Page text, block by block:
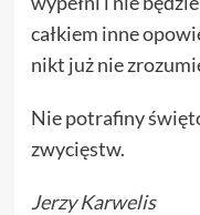
całkiem inne
nikt już nie
Nie potrafiny
zwycięstw.
Jerzy Karwelis